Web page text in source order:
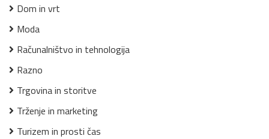
Dom in vrt
Moda
Računalništvo in tehnologija
Razno
Trgovina in storitve
Trženje in marketing
Turizem in prosti čas